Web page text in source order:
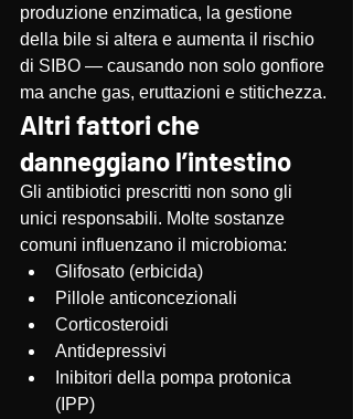
produzione enzimatica, la gestione
della bile si altera e aumenta il rischio
di SIBO — causando non solo gonfiore
ma anche gas, eruttazioni e stitichezza.
Altri fattori che
danneggiano l’intestino
Gli antibiotici prescritti non sono gli
unici responsabili. Molte sostanze
comuni influenzano il microbioma:
Glifosato (erbicida)
Pillole anticoncezionali
Corticosteroidi
Antidepressivi
Inibitori della pompa protonica
(IPP)